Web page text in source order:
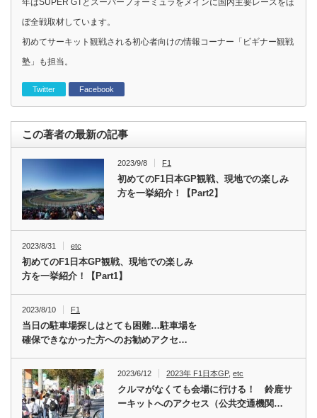
年はSUPER GTとスーパーフォーミュラをメインに国内主要レースをほ
ぼ全戦取材しています。
初めてサーキット観戦される初心者向けの情報コーナー「ビギナー観戦
塾」も担当。
Twitter Facebook
この著者の最新の記事
2023/9/8 F1
初めてのF1日本GP観戦、現地での楽しみ
方を一挙紹介！【Part2】
2023/8/31 etc
初めてのF1日本GP観戦、現地での楽しみ
方を一挙紹介！【Part1】
2023/8/10 F1
当日の駐車場探しはとても困難…駐車場を
確保できなかった方へのお勧めアクセ…
2023/6/12 2023年 F1日本GP,etc
クルマがなくても会場に行ける！ 鈴鹿サ
ーキットへのアクセス（公共交通機関…